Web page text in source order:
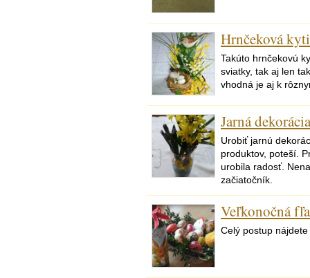
Hrnčeková
Takúto hrnčekovú
sviatky, tak aj len
vhodná je aj k
Jarná
Urobiť jarnú
produktov, poteší.
urobila radosť.
začiatočník.
Veľkonočná
Celý postup